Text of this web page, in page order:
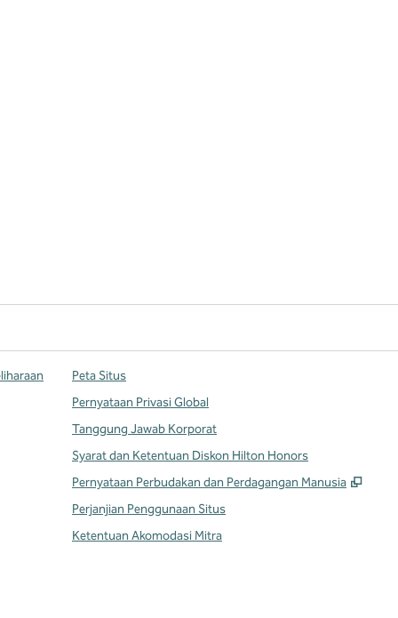
Peta Situs
Pernyataan Privasi Global
Tanggung Jawab Korporat
Syarat dan Ketentuan Diskon Hilton Honors
Pernyataan Perbudakan dan Perdagangan Manusia
,
Perjanjian Penggunaan Situs
Ketentuan Akomodasi Mitra